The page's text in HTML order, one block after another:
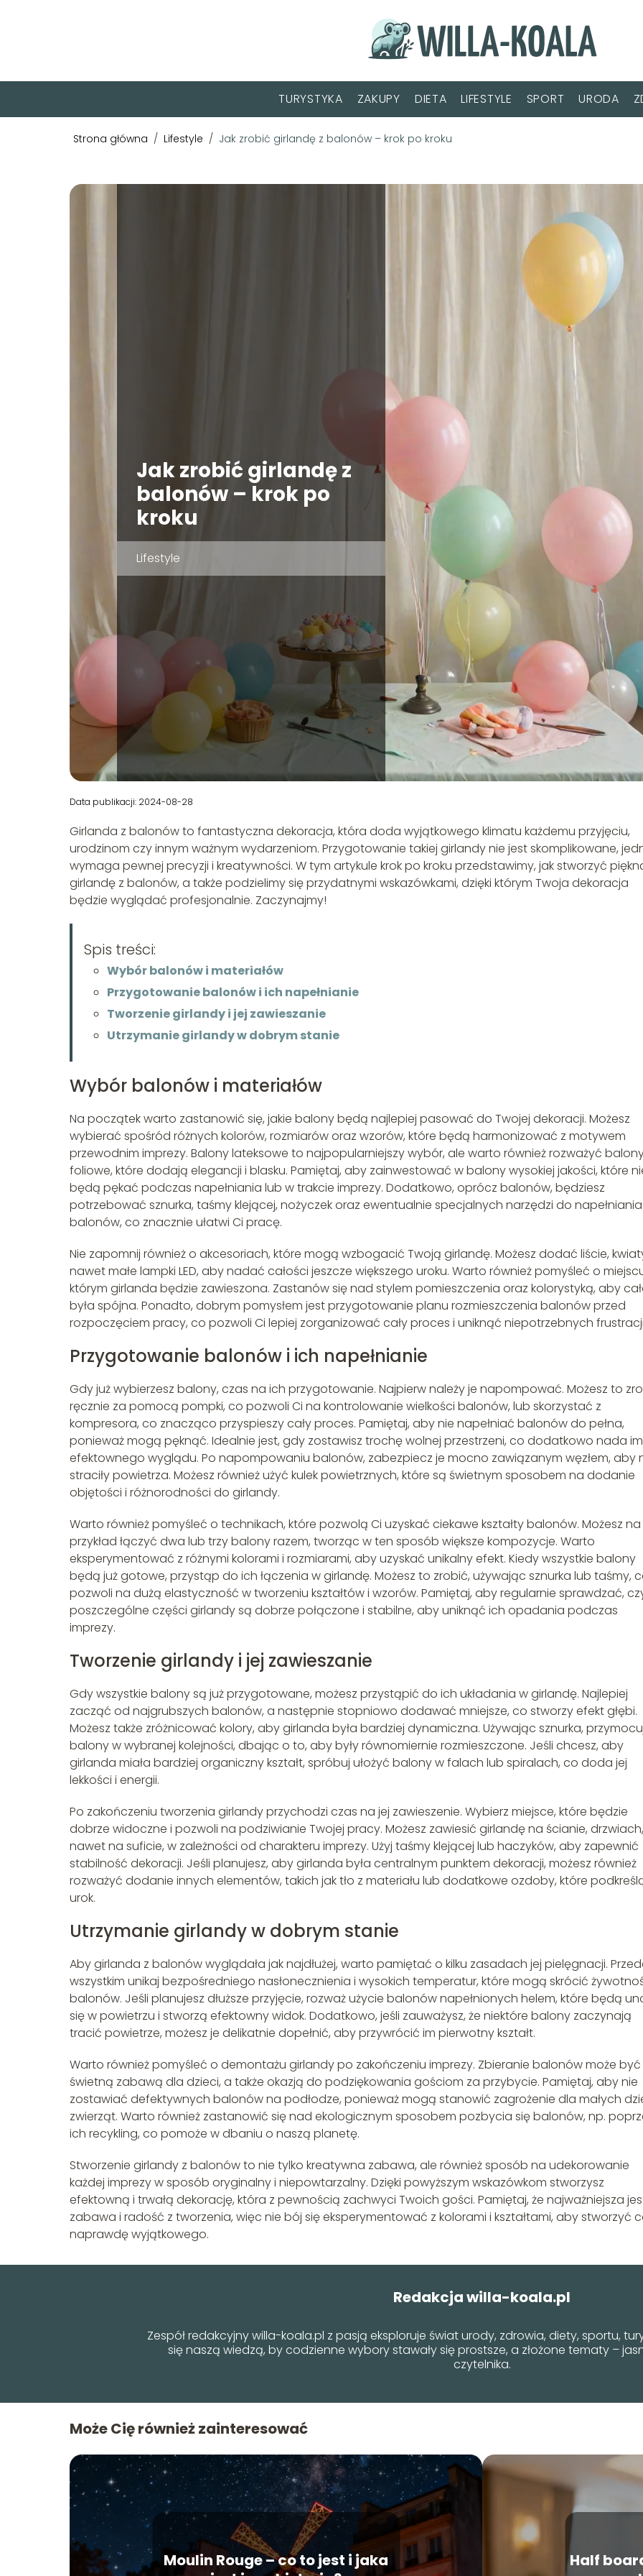
TURYSTYKA ZAKUPY DIETA LIFESTYLE SPORT URODA
Strona główna / Lifestyle / Jak zrobić girlandę z balonów – krok po kroku
Jak zrobić girlandę z
balonów – krok po
kroku
Lifestyle
Data publikacji: 2024-08-28
Girlanda z balonów to fantastyczna dekoracja, która doda wyjątkowego klimatu każdemu przyjęciu,
urodzinom czy innym ważnym wydarzeniom. Przygotowanie takiej girlandy nie jest skomplikowane,
wymaga pewnej precyzji i kreatywności. W tym artykule krok po kroku przedstawimy, jak stworzyć
girlandę z balonów, a także podzielimy się przydatnymi wskazówkami, dzięki którym Twoja dekoracja
będzie wyglądać profesjonalnie. Zaczynajmy!
Spis treści:
Wybór balonów i materiałów
Przygotowanie balonów i ich napełnianie
Tworzenie girlandy i jej zawieszanie
Utrzymanie girlandy w dobrym stanie
Wybór balonów i materiałów
Na początek warto zastanowić się, jakie balony będą najlepiej pasować do Twojej dekoracji. Możesz
wybierać spośród różnych kolorów, rozmiarów oraz wzorów, które będą harmonizować z motywem
przewodnim imprezy. Balony lateksowe to najpopularniejszy wybór, ale warto również rozważyć
foliowe, które dodają elegancji i blasku. Pamiętaj, aby zainwestować w balony wysokiej jakości, które
będą pękać podczas napełniania lub w trakcie imprezy. Dodatkowo, oprócz balonów, będziesz
potrzebować sznurka, taśmy klejącej, nożyczek oraz ewentualnie specjalnych narzędzi do napełniania
balonów, co znacznie ułatwi Ci pracę.
Nie zapomnij również o akcesoriach, które mogą wzbogacić Twoją girlandę. Możesz dodać liście,
nawet małe lampki LED, aby nadać całości jeszcze większego uroku. Warto również pomyśleć o
którym girlanda będzie zawieszona. Zastanów się nad stylem pomieszczenia oraz kolorystyką, aby
była spójna. Ponadto, dobrym pomysłem jest przygotowanie planu rozmieszczenia balonów przed
rozpoczęciem pracy, co pozwoli Ci lepiej zorganizować cały proces i uniknąć niepotrzebnych
Przygotowanie balonów i ich napełnianie
Gdy już wybierzesz balony, czas na ich przygotowanie. Najpierw należy je napompować. Możesz to
ręcznie za pomocą pompki, co pozwoli Ci na kontrolowanie wielkości balonów, lub skorzystać z
kompresora, co znacząco przyspieszy cały proces. Pamiętaj, aby nie napełniać balonów do pełna,
ponieważ mogą pęknąć. Idealnie jest, gdy zostawisz trochę wolnej przestrzeni, co dodatkowo nada im
efektownego wyglądu. Po napompowaniu balonów, zabezpiecz je mocno zawiązanym węzłem, aby
straciły powietrza. Możesz również użyć kulek powietrznych, które są świetnym sposobem na dodanie
objętości i różnorodności do girlandy.
Warto również pomyśleć o technikach, które pozwolą Ci uzyskać ciekawe kształty balonów. Możesz na
przykład łączyć dwa lub trzy balony razem, tworząc w ten sposób większe kompozycje. Warto
eksperymentować z różnymi kolorami i rozmiarami, aby uzyskać unikalny efekt. Kiedy wszystkie balony
będą już gotowe, przystąp do ich łączenia w girlandę. Możesz to zrobić, używając sznurka lub taśmy,
pozwoli na dużą elastyczność w tworzeniu kształtów i wzorów. Pamiętaj, aby regularnie sprawdzać,
poszczególne części girlandy są dobrze połączone i stabilne, aby uniknąć ich opadania podczas
imprezy.
Tworzenie girlandy i jej zawieszanie
Gdy wszystkie balony są już przygotowane, możesz przystąpić do ich układania w girlandę. Najlepiej
zacząć od najgrubszych balonów, a następnie stopniowo dodawać mniejsze, co stworzy efekt głębi.
Możesz także zróżnicować kolory, aby girlanda była bardziej dynamiczna. Używając sznurka,
balony w wybranej kolejności, dbając o to, aby były równomiernie rozmieszczone. Jeśli chcesz, aby
girlanda miała bardziej organiczny kształt, spróbuj ułożyć balony w falach lub spiralach, co doda jej
lekkości i energii.
Po zakończeniu tworzenia girlandy przychodzi czas na jej zawieszenie. Wybierz miejsce, które będzie
dobrze widoczne i pozwoli na podziwianie Twojej pracy. Możesz zawiesić girlandę na ścianie,
nawet na suficie, w zależności od charakteru imprezy. Użyj taśmy klejącej lub haczyków, aby zapewnić
stabilność dekoracji. Jeśli planujesz, aby girlanda była centralnym punktem dekoracji, możesz również
rozważyć dodanie innych elementów, takich jak tło z materiału lub dodatkowe ozdoby, które
urok.
Utrzymanie girlandy w dobrym stanie
Aby girlanda z balonów wyglądała jak najdłużej, warto pamiętać o kilku zasadach jej pielęgnacji.
wszystkim unikaj bezpośredniego nasłonecznienia i wysokich temperatur, które mogą skrócić
balonów. Jeśli planujesz dłuższe przyjęcie, rozważ użycie balonów napełnionych helem, które będą
się w powietrzu i stworzą efektowny widok. Dodatkowo, jeśli zauważysz, że niektóre balony zaczynają
tracić powietrze, możesz je delikatnie dopełnić, aby przywrócić im pierwotny kształt.
Warto również pomyśleć o demontażu girlandy po zakończeniu imprezy. Zbieranie balonów może być
świetną zabawą dla dzieci, a także okazją do podziękowania gościom za przybycie. Pamiętaj, aby nie
zostawiać defektywnych balonów na podłodze, ponieważ mogą stanowić zagrożenie dla małych
zwierząt. Warto również zastanowić się nad ekologicznym sposobem pozbycia się balonów, np.
ich recykling, co pomoże w dbaniu o naszą planetę.
Stworzenie girlandy z balonów to nie tylko kreatywna zabawa, ale również sposób na udekorowanie
każdej imprezy w sposób oryginalny i niepowtarzalny. Dzięki powyższym wskazówkom stworzysz
efektowną i trwałą dekorację, która z pewnością zachwyci Twoich gości. Pamiętaj, że najważniejsza
zabawa i radość z tworzenia, więc nie bój się eksperymentować z kolorami i kształtami, aby stworzyć
naprawdę wyjątkowego.
Redakcja willa-koala.pl
Zespół redakcyjny willa-koala.pl z pasją eksploruje świat urody, zdrowia, diety, sportu,
się naszą wiedzą, by codzienne wybory stawały się prostsze, a złożone tematy –
czytelnika.
Może Cię również zainteresować
Moulin Rouge – co to jest i jaka
Half